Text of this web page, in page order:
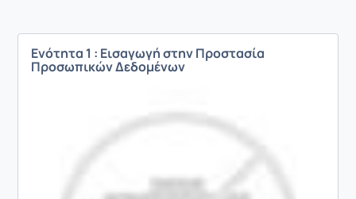
Ενότητα 1 : Εισαγωγή στην Προστασία
Προσωπικών Δεδομένων